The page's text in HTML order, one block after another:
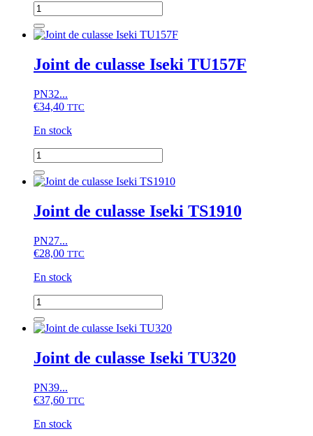
quantité
de
Joint
culasse
Iseki
Joint de culasse Iseki TU157F
PN32...
€34,40 TTC
En stock
quantité
de
Joint
culasse
Iseki
Joint de culasse Iseki TS1910
PN27...
€28,00 TTC
En stock
quantité
de
Joint
culasse
Iseki
Joint de culasse Iseki TU320
PN39...
€37,60 TTC
En stock